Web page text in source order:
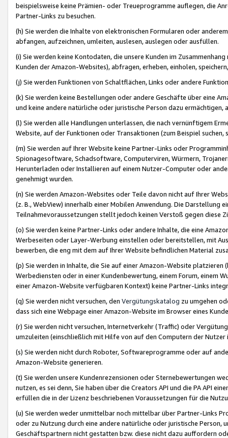
beispielsweise keine Prämien- oder Treueprogramme auflegen, die
Partner-Links zu besuchen.
(h) Sie werden die Inhalte von elektronischen Formularen oder
abfangen, aufzeichnen, umleiten, auslesen, auslegen oder ausfüllen.
(i) Sie werden keine Kontodaten, die unsere Kunden im
Kunden der Amazon-Websites), abfragen, erheben, einholen,
(j) Sie werden Funktionen von Schaltflächen, Links oder andere
(k) Sie werden keine Bestellungen oder andere Geschäfte über eine
und keine andere natürliche oder juristische Person dazu
(l) Sie werden alle Handlungen unterlassen, die nach vernünftigem
Website, auf der Funktionen oder Transaktionen (zum Beispiel
(m) Sie werden auf Ihrer Website keine Partner-Links oder
Spionagesoftware, Schadsoftware, Computerviren, Würmern,
Herunterladen oder Installieren auf einem Nutzer-Computer oder
genehmigt wurden.
(n) Sie werden Amazon-Websites oder Teile davon nicht auf Ihrer
(z. B., WebView) innerhalb einer Mobilen Anwendung. Die Darstellung
Teilnahmevoraussetzungen stellt jedoch keinen Verstoß gegen diese
(o) Sie werden keine Partner-Links oder andere Inhalte, die eine
Werbeseiten oder Layer-Werbung einstellen oder bereitstellen, mit
bewerben, die eng mit dem auf Ihrer Website befindlichen Material
(p) Sie werden in Inhalte, die Sie auf einer Amazon-Website
Werbediensten oder in einer Kundenbewertung, einem Forum, einem
einer Amazon-Website verfügbaren Kontext) keine Partner-Links
(q) Sie werden nicht versuchen, den Vergütungskatalog zu umgehen
dass sich eine Webpage einer Amazon-Website im Browser eines
(r) Sie werden nicht versuchen, Internetverkehr (Traffic) oder
umzuleiten (einschließlich mit Hilfe von auf den Computern der
(s) Sie werden nicht durch Roboter, Softwareprogramme oder auf
Amazon-Website generieren.
(t) Sie werden unsere Kundenrezensionen oder Sternebewertungen
nutzen, es sei denn, Sie haben über die Creators API und die PA API
erfüllen die in der Lizenz beschriebenen Voraussetzungen für die
(u) Sie werden weder unmittelbar noch mittelbar über Partner-Links
oder zu Nutzung durch eine andere natürliche oder juristische
Geschäftspartnern nicht gestatten bzw. diese nicht dazu auffordern